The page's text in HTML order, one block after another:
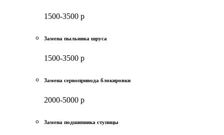
1500-3500 р
Замена пыльника шруса
1500-3500 р
Замена сервопривода блокировки
2000-5000 р
Замена подшипника ступицы